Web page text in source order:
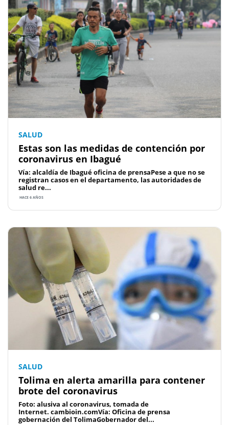
SALUD
Estas son las medidas de contención por
coronavirus en Ibagué
Vía: alcaldía de Ibagué oficina de prensaPese a que no se
registran casos en el departamento, las autoridades de
salud re...
HACE 6 AÑOS
SALUD
Tolima en alerta amarilla para contener
brote del coronavirus
Foto: alusiva al coronavirus, tomada de
Internet. cambioin.comVía: Oficina de prensa
gobernación del TolimaGobernador del...